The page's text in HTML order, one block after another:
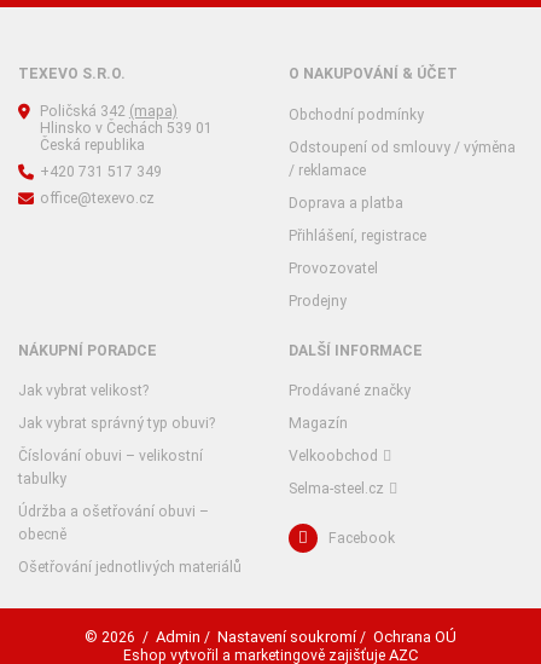
TEXEVO S.R.O.
Poličská 342 (mapa)
Hlinsko v Čechách 539 01
Česká republika
+420 731 517 349
office@texevo.cz
O NAKUPOVÁNÍ & ÚČET
Obchodní podmínky
Odstoupení od smlouvy / výměna
/ reklamace
Doprava a platba
Přihlášení, registrace
Provozovatel
Prodejny
NÁKUPNÍ PORADCE
Jak vybrat velikost?
Jak vybrat správný typ obuvi?
Číslování obuvi – velikostní
tabulky
Údržba a ošetřování obuvi –
obecně
Ošetřování jednotlivých materiálů
DALŠÍ INFORMACE
Prodávané značky
Magazín
Velkoobchod
Selma-steel.cz
Facebook
© 2026 / Admin / Nastavení soukromí / Ochrana OÚ
Eshop vytvořil a marketingově zajišťuje AZC